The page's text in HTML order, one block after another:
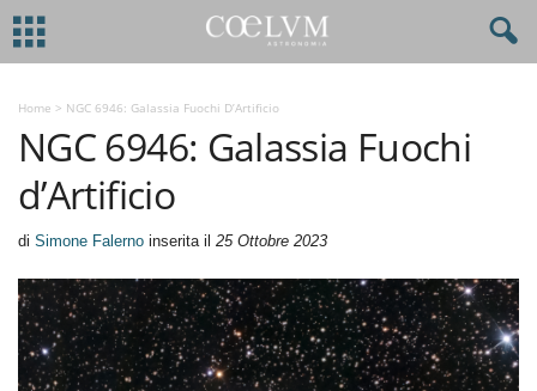
Home > NGC 6946: Galassia Fuochi D’Artificio
NGC 6946: Galassia Fuochi
d’Artificio
di Simone Falerno inserita il 25 Ottobre 2023